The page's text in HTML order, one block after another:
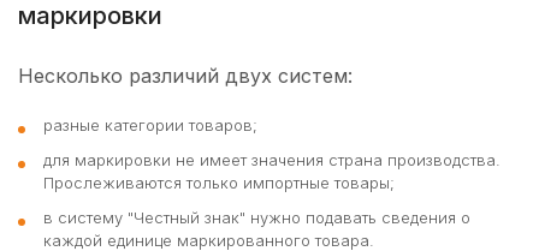
маркировки
Несколько различий двух систем:
разные категории товаров;
для маркировки не имеет значения страна производства.
Прослеживаются только импортные товары;
в систему "Честный знак" нужно подавать сведения о
каждой единице маркированного товара.